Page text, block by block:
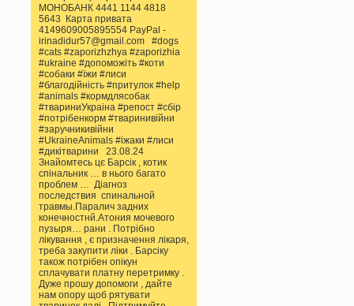
МОНОБАНК 4441 1144 4818
5643 Карта привата
4149609005895554 PayPal -
irinadidur57@gmail.com #dogs
#cats #zaporizhzhya #zaporizhia
#ukraine #допоможіть #коти
#собаки #їжи #лиси
#благодійність #притулок #help
#animals #кормдлясобак
#твариниУкраіна #репост #сбір
#потрібенкорм #тваринивійни
#заручникивійни
#UkraineAnimals #іжаки #лиси
#дикітварини 23.08.24
Знайомтесь цє Барсік , котик
спінальник … в нього багато
проблем … Діагноз
последствия спинальной
травмы.Паралич задних
конечностнй.Атония мочевого
пузыря… рани . Потрібно
лікування , є призначення лікаря,
треба закупити ліки . Барсіку
також потрібен опікун
сплачувати платну перетримку .
Дуже прошу допомоги , дайте
нам опору щоб рятувати